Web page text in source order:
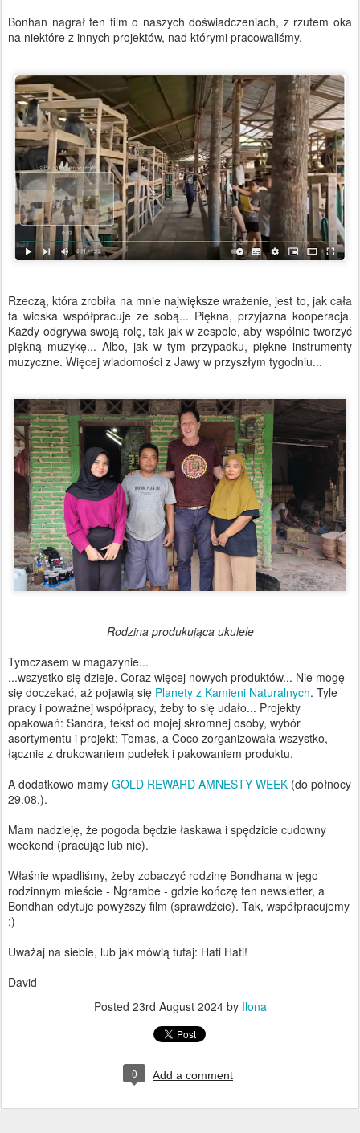
Bonhan nagrał ten film o naszych doświadczeniach, z rzutem oka
na niektóre z innych projektów, nad którymi pracowaliśmy.
Rzeczą, która zrobiła na mnie największe wrażenie, jest to, jak cała
ta wioska współpracuje ze sobą... Piękna, przyjazna kooperacja.
Każdy odgrywa swoją rolę, tak jak w zespole, aby wspólnie tworzyć
piękną muzykę... Albo, jak w tym przypadku, piękne instrumenty
muzyczne. Więcej wiadomości z Jawy w przyszłym tygodniu...
Rodzina produkująca ukulele
Tymczasem w magazynie...
...wszystko się dzieje. Coraz więcej nowych produktów... Nie mogę
się doczekać, aż pojawią się Planety z Kamieni Naturalnych. Tyle
pracy i poważnej współpracy, żeby to się udało... Projekty
opakowań: Sandra, tekst od mojej skromnej osoby, wybór
asortymentu i projekt: Tomas, a Coco zorganizowała wszystko,
łącznie z drukowaniem pudełek i pakowaniem produktu.
A dodatkowo mamy GOLD REWARD AMNESTY WEEK (do północy
29.08.).
Mam nadzieję, że pogoda będzie łaskawa i spędzicie cudowny
weekend (pracując lub nie).
Właśnie wpadliśmy, żeby zobaczyć rodzinę Bondhana w jego
rodzinnym mieście - Ngrambe - gdzie kończę ten newsletter, a
Bondhan edytuje powyższy film (sprawdźcie). Tak, współpracujemy
:)
Uważaj na siebie, lub jak mówią tutaj: Hati Hati!
David
Posted 23rd August 2024by Ilona
0 Add a comment